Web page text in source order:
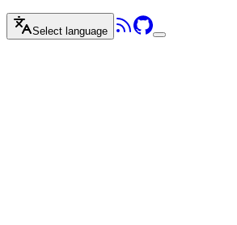
Select language